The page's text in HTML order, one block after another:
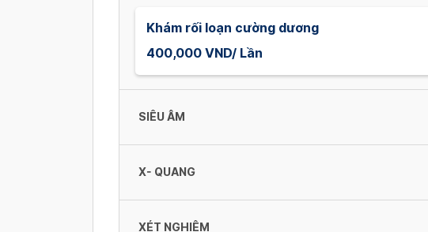
Khám rối loạn cường dương
400,000 VND/ Lần
SIÊU ÂM
Soi cô tử cung
200,000 VND/ Lần
X- QUANG
XÉT NGHIỆM